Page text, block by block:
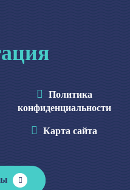
Политика
конфиденциальности
Карта сайта